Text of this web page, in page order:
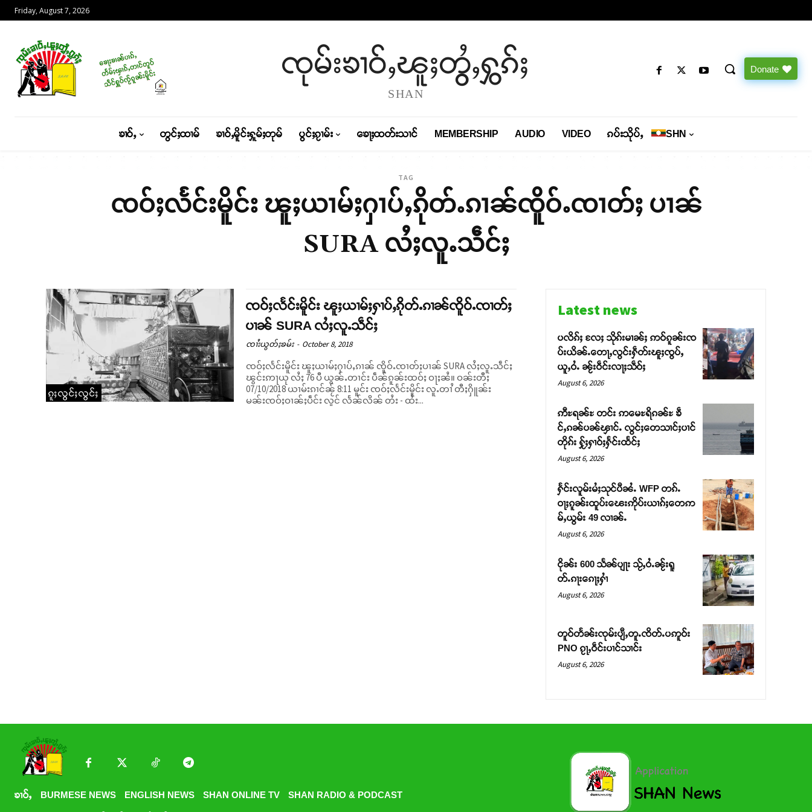
Friday, August 7, 2026
ၸုမ်းၶၢဝ်ႇၽူႈတွႆႇႁွၵ်ႈ
SHAN
Donate
ၶၢဝ်ႇ တွင်ႈထၢမ် ၶၢဝ်ႇမိူင်းႁူမ်ႈတုမ် ပွင်ႈၵႂၢမ်း ၶေႃႈထတ်းသၢင် MEMBERSHIP AUDIO VIDEO ၵပ်းသိုပ်ႇ SHN
TAG
ၸဝ်ႈလႅင်းမိူင်း ၽူႈယၢမ်ႈႁၢပ်ႇၵိုတ်ႉၵၢၼ်ၸိူဝ်ႉၸၢတ်ႈ ပၢၼ်
SURA လႆႈလူႉသဵင်ႈ
ၵူႈလွင်ႈလွင်ႈ
ၸဝ်ႈလႅင်းမိူင်း ၽူႈယၢမ်ႈႁၢပ်ႇၵိုတ်ႉၵၢၼ်ၸိူဝ်ႉၸၢတ်ႈ
ပၢၼ် SURA လႆႈလူႉသဵင်ႈ
ၸၢႆးယွတ်ႈၶမ်း - October 8, 2018
ၸဝ်ႈလႅင်းမိူင်း ၽူႈယၢမ်ႈႁၢပ်ႇၵၢၼ် ၸိူဝ်ႉၸၢတ်ႈပၢၼ် SURA လႆႈလူႉသဵင်ႈ
ၽွင်းဢႃယု လႆႈ 76 ပီ ယွၼ်ႉတၢင်း ပဵၼ်ၵူၼ်းထဝ်ႈ ဝႃႈၼႆ။ ဝၼ်းတီႈ
07/10/2018 ယၢမ်းၵၢင်ၼႂ် 8:11 မူင်း ၸဝ်ႈလႅင်းမိူင်း လူႉတၢႆ တီႈႁိူၼ်း
မၼ်းၸဝ်ႈဝၢၼ်ႈပဵင်း လူင် လႅၼ်လိၼ် တႆး - ထႆး...
Latest news
ပလိၵ်ႈ လႄႈ သိုၵ်းမၢၼ်ႈ ဢဝ်ၵူၼ်းၸ
ပ်းယိၼ်ႉတေႃႇလွင်းႁဵတ်းၽူႈၸွပ်ႇ
ယူႇဝႆႉ ၼႂ်းဝဵင်းလႃႈသဵဝ်ႈ
August 6, 2026
ဢီႊရၼ်ႊ တင်း ဢမေႊရိၵၼ်ႊ ၶဵ
င်ႇၵၼ်ပၼ်ၾၢင်ႉ လွင်ႈတေသၢင်ႈပၢင်
တိုၵ်း ႁႂ်ႈႁၢဝ်ႈႁႅင်းထႅင်ႈ
August 6, 2026
ႁႅင်းလူမ်းမႆႈသုင်ပီၼႆႉ WFP တၵ်ႉ
ဝႃႈၵူၼ်းထူပ်းၽေးဢိုပ်းယၢၵ်ႈတေဢ
မ်ႇယွမ်း 49 လၢၼ်ႉ
August 6, 2026
ငိုၼ်း 600 သႅၼ်ပျႃး သႂ်ႇဝႆႉၼႂ်းရူ
တ်ႉၵႃးၵေႃႈႁၢႆ
August 6, 2026
တူဝ်တႅၼ်းၸုမ်းပျီႇတူႉၸိတ်ႉပဢူဝ်း
PNO ၵႂႃႇဝဵင်းပၢင်သၢင်း
August 6, 2026
ၶၢဝ်ႇ BURMESE NEWS ENGLISH NEWS SHAN ONLINE TV SHAN RADIO & PODCAST